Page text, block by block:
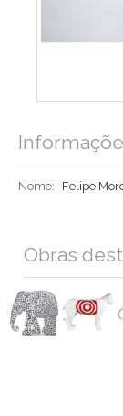
Nome: Felipe
Obras